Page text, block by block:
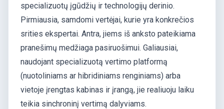
specializuotų įgūdžių ir technologijų derinio.
Pirmiausia, samdomi vertėjai, kurie yra konkrečios
srities ekspertai. Antra, jiems iš anksto pateikiama
pranešimų medžiaga pasiruošimui. Galiausiai,
naudojant specializuotą vertimo platformą
(nuotoliniams ar hibridiniams renginiams) arba
vietoje įrengtas kabinas ir įrangą, jie realiuoju laiku
teikia sinchroninį vertimą dalyviams.